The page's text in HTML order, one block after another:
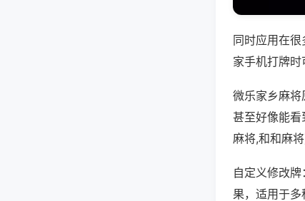
同时应用在
家手机打牌时
微乐家乡麻将
甚至好像能
麻将,和和麻
自定义修改
果，适用于多